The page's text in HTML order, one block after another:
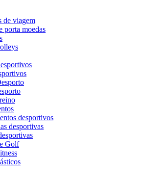
de viagem
porta moedas
desportivos
desportivas
Golf